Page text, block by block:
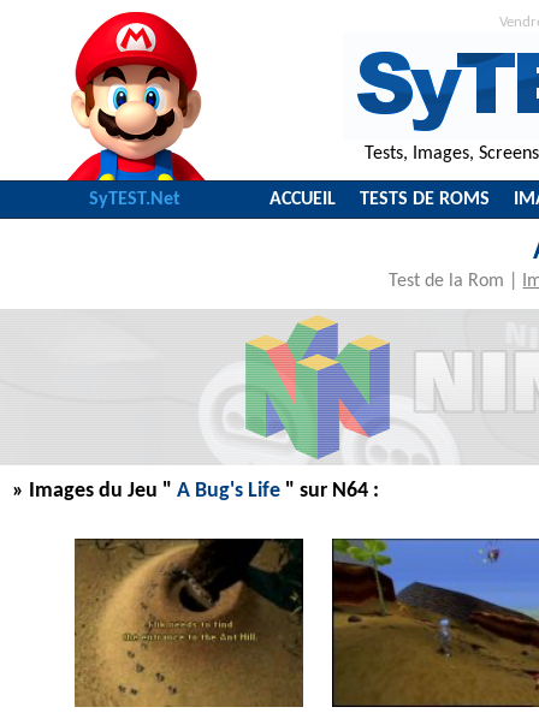
Tests, Images,
SyTEST.Net ACCUEIL TESTS DE ROMS
Test de la Rom
» Images du Jeu " A Bug's Life " sur N64 :